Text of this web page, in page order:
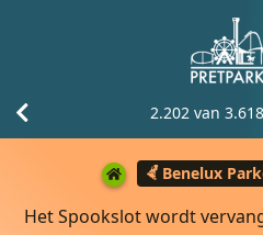
Benelux
Het Spookslot wordt
2.202 van 3.618